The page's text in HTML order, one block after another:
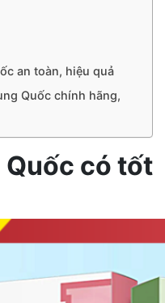
an toàn, hiệu quả
Quốc chính hãng,
Quốc có tốt